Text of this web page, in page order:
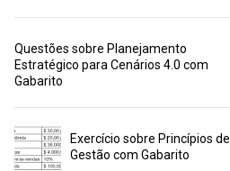
Questões sobre Planejamento
Estratégico para Cenários 4.0 com
Gabarito
Exercício sobre Princípios de
Gestão com Gabarito